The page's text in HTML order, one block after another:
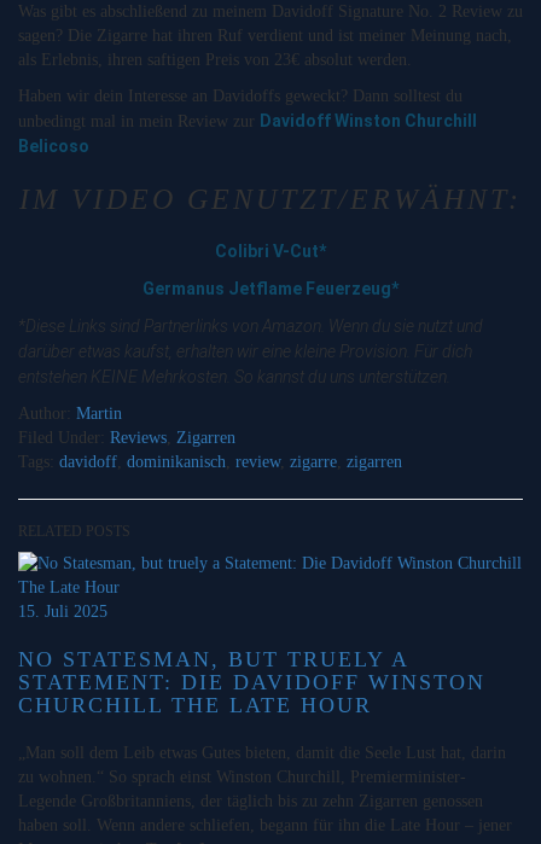
Was gibt es abschließend zu meinem Davidoff Signature No. 2 Review zu
sagen? Die Zigarre hat ihren Ruf verdient und ist meiner Meinung nach,
als Erlebnis, ihren saftigen Preis von 23€ absolut werden.
Haben wir dein Interesse an Davidoffs geweckt? Dann solltest du
unbedingt mal in mein Review zur Davidoff Winston Churchill
Belicoso
IM VIDEO GENUTZT/ERWÄHNT:
Colibri V-Cut*
Germanus Jetflame Feuerzeug*
*Diese Links sind Partnerlinks von Amazon. Wenn du sie nutzt und
darüber etwas kaufst, erhalten wir eine kleine Provision. Für dich
entstehen KEINE Mehrkosten. So kannst du uns unterstützen.
Author: Martin
Filed Under: Reviews Zigarren
Tags: davidoff dominikanisch review, zigarre zigarren
RELATED POSTS
15. Juli 2025
NO STATESMAN, BUT TRUELY A
STATEMENT: DIE DAVIDOFF WINSTON
CHURCHILL THE LATE HOUR
„Man soll dem Leib etwas Gutes bieten, damit die Seele Lust hat, darin
zu wohnen.“ So sprach einst Winston Churchill, Premierminister-
Legende Großbritanniens, der täglich bis zu zehn Zigarren genossen
haben soll. Wenn andere schliefen, begann für ihn die Late Hour – jener